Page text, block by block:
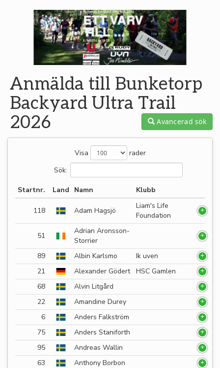
Anmälda till Bunketorp
Backyard Ultra Trail
2026
Avancerad sök
Visa
rader
Sök:
Startnr. Land Namn Klubb
118 Adam Hagsjö
Liam's Life
Foundation
51
Adrian Aronsson-
Storrier
89
Albin Karlsmo
Ik uven
21
Alexander Gödert
HSC Gamlen
68
Alvin Litgård
22
Amandine Durey
6
Anders Falkström
75
Anders Staniforth
95
Andreas Wallin
63
Anthony Borbon